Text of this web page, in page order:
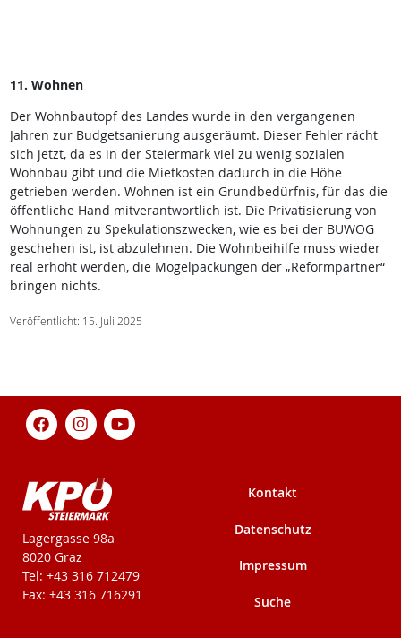
11. Wohnen
Der Wohnbautopf des Landes wurde in den vergangenen
Jahren zur Budgetsanierung ausgeräumt. Dieser Fehler rächt
sich jetzt, da es in der Steiermark viel zu wenig sozialen
Wohnbau gibt und die Mietkosten dadurch in die Höhe
getrieben werden. Wohnen ist ein Grundbedürfnis, für das die
öffentliche Hand mitverantwortlich ist. Die Privatisierung von
Wohnungen zu Spekulationszwecken, wie es bei der BUWOG
geschehen ist, ist abzulehnen. Die Wohnbeihilfe muss wieder
real erhöht werden, die Mogelpackungen der „Reformpartner“
bringen nichts.
Veröffentlicht: 15. Juli 2025
KPÖ-Steiermark
Lagergasse 98a
8020 Graz
Tel: +43 316 712479
Fax: +43 316 716291
Kontakt
Datenschutz
Impressum
Suche